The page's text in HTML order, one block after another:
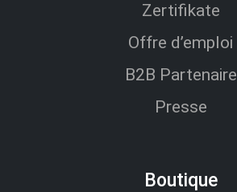
Zertifikate
Offre d’emploi
B2B Partenaire
Presse
Boutique